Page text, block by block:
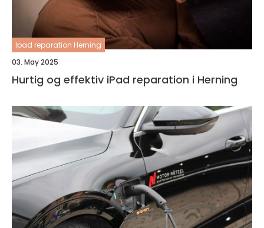
Ipad reparation Herning
03. May 2025
Hurtig og effektiv iPad reparation i Herning